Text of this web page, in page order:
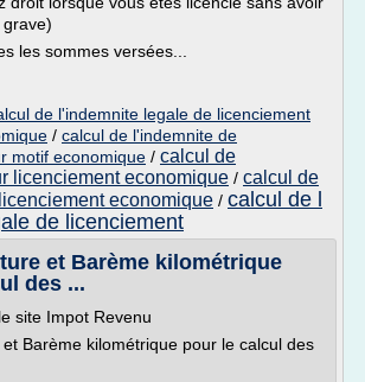
les sommes versées...
de l'indemnite legale de licenciement
/ calcul de l'indemnite de
motif economique / calcul de
licenciement economique / calcul de
economique / calcul de l
de licenciement
et Barème kilométrique
des ...
site Impot Revenu
Barème kilométrique pour le calcul des